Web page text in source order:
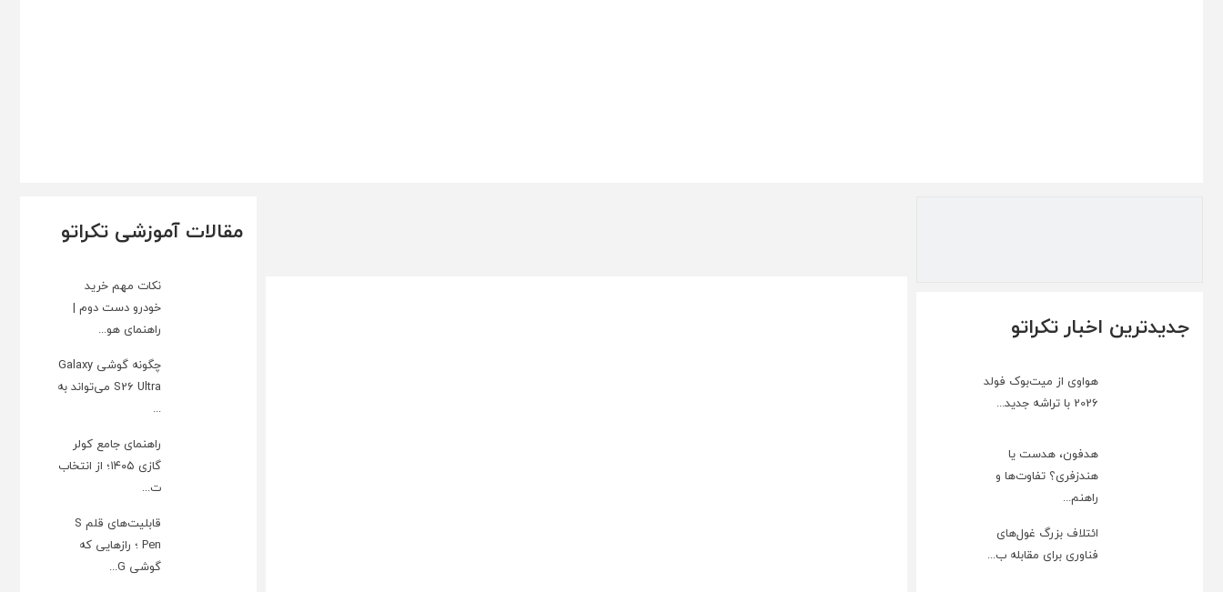
جدیدترین اخبار تکراتو
هواوی از میت‌بوک فولد
2026 با تراشه جدید...
هدفون، هدست یا
هندزفری؟ تفاوت‌ها و
راهنم...
ائتلاف بزرگ غول‌های
فناوری برای مقابله ب...
مقالات آموزشی تکراتو
نکات مهم خرید
خودرو دست دوم |
راهنمای هو...
چگونه گوشی Galaxy
S26 Ultra می‌تواند به
...
راهنمای جامع کولر
گازی ۱۴۰۵؛ از انتخاب
ت...
قابلیت‌های قلم S
Pen ؛ رازهایی که
گوشی G...